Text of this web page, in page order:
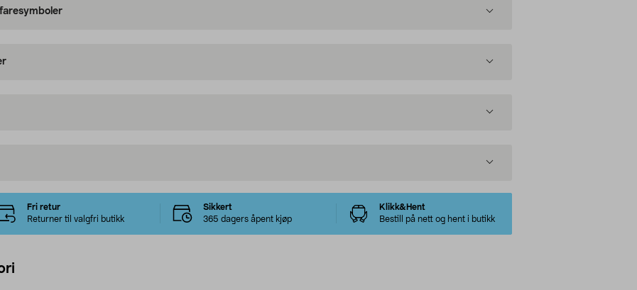
Fri retur
Returner til valgfri butikk
Sikkert
365 dagers åpent kjøp
Klikk&Hent
Bestill på nett og hent i butikk